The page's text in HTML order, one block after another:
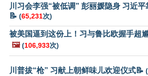
川习会李强“被低调” 彭丽媛隐身 习近
📝 (65,231次)
被美国逼到这份上！习与鲁比欧握手超
🖼️ (106,933次)
川普拔“枪” 习献上朝鲜味儿欢迎仪式📝 (